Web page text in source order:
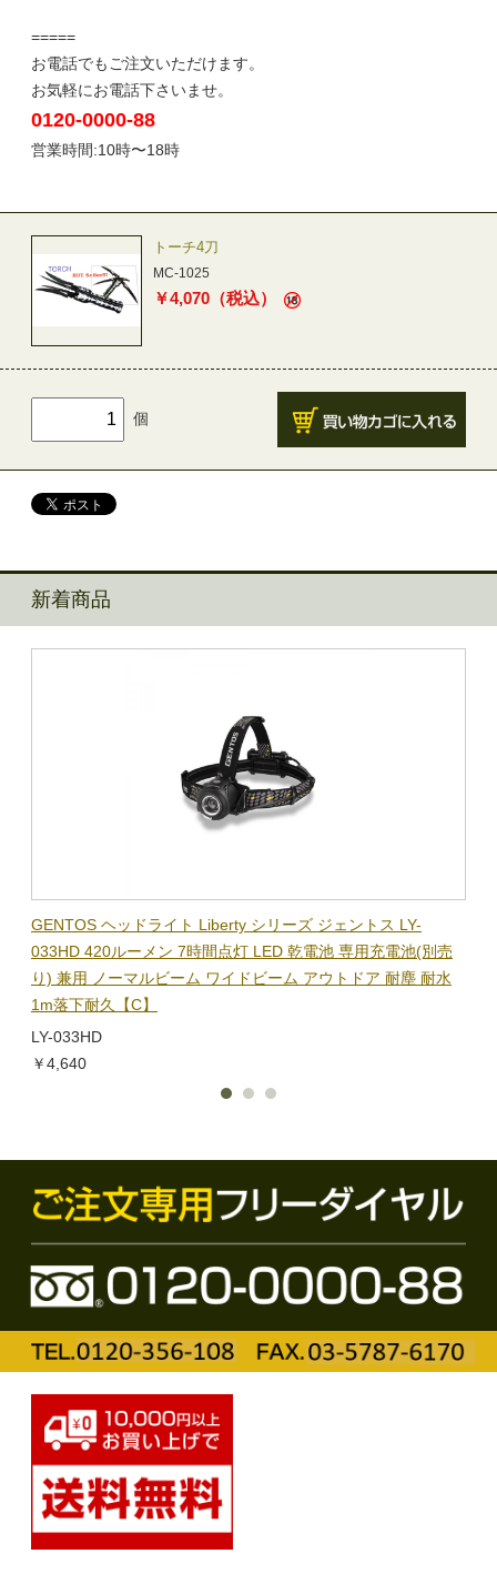
=====
お電話でもご注文いただけます。
お気軽にお電話下さいませ。
0120-0000-88
営業時間:10時〜18時
トーチ4刀
MC-1025
￥4,070 （税込）
個
新着商品
GENTOS ヘッドライト Liberty シリーズ ジェントス LY-
033HD 420ルーメン 7時間点灯 LED 乾電池 専用充電池(別売
り) 兼用 ノーマルビーム ワイドビーム アウトドア 耐塵 耐水
1m落下耐久【C】
LY-033HD
￥4,640